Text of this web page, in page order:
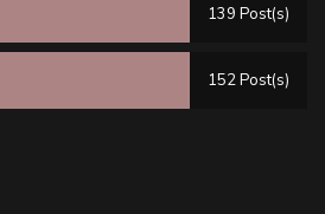
139 Post(s)
152 Post(s)